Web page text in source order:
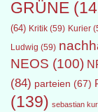
GRÜNE
(64) Kritik (59) Kurier
Ludwig (59)
NEOS (100)
(84) parteien (67)
(139) sebastian